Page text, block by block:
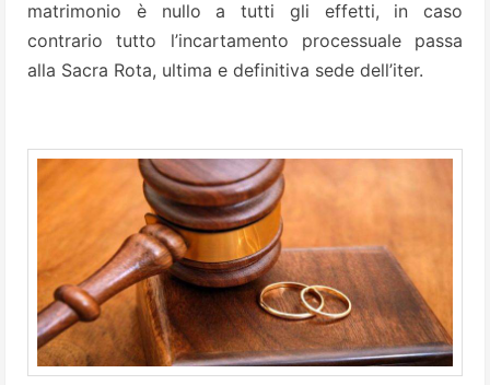
matrimonio è nullo a tutti gli effetti, in caso
contrario tutto l’incartamento processuale passa
alla Sacra Rota, ultima e definitiva sede dell’iter.